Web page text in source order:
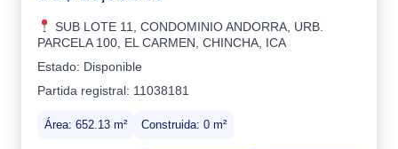
SUB LOTE 11, CONDOMINIO ANDORRA, URB.
PARCELA 100, EL CARMEN, CHINCHA, ICA
Estado: Disponible
Partida registral: 11038181
Área: 652.13 m² Construida: 0 m²